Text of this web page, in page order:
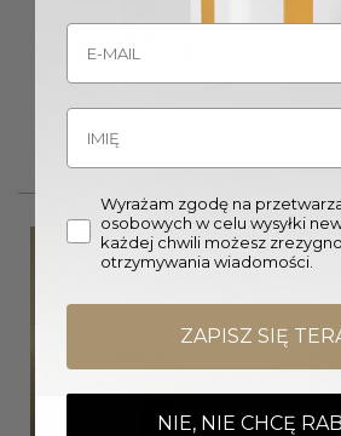
LAMPA WISZĄCA Moonlight
szkła lustrzanego duża
1314,90
Wyrażam zgodę na
osobowych w celu wysyłki
każdej chwili możesz
otrzymywania wiadomości.
ZAPISZ SIĘ
NIE, NIE CHCĘ